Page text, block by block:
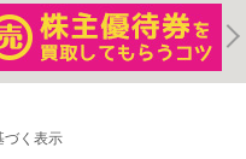
づく表示